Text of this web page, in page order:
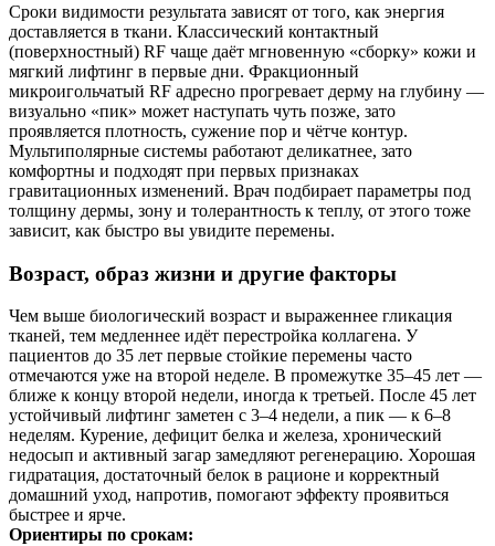
Сроки видимости результата зависят от того, как энергия
доставляется в ткани. Классический контактный
(поверхностный) RF чаще даёт мгновенную «сборку» кожи и
мягкий лифтинг в первые дни. Фракционный
микроигольчатый RF адресно прогревает дерму на глубину —
визуально «пик» может наступать чуть позже, зато
проявляется плотность, сужение пор и чётче контур.
Мультиполярные системы работают деликатнее, зато
комфортны и подходят при первых признаках
гравитационных изменений. Врач подбирает параметры под
толщину дермы, зону и толерантность к теплу, от этого тоже
зависит, как быстро вы увидите перемены.
Возраст, образ жизни и другие факторы
Чем выше биологический возраст и выраженнее гликация
тканей, тем медленнее идёт перестройка коллагена. У
пациентов до 35 лет первые стойкие перемены часто
отмечаются уже на второй неделе. В промежутке 35–45 лет —
ближе к концу второй недели, иногда к третьей. После 45 лет
устойчивый лифтинг заметен с 3–4 недели, а пик — к 6–8
неделям. Курение, дефицит белка и железа, хронический
недосып и активный загар замедляют регенерацию. Хорошая
гидратация, достаточный белок в рационе и корректный
домашний уход, напротив, помогают эффекту проявиться
быстрее и ярче.
Ориентиры по срокам: